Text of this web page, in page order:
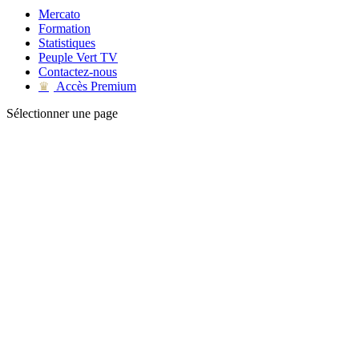
Mercato
Formation
Statistiques
Peuple Vert TV
Contactez-nous
♛
Accès Premium
Sélectionner une page